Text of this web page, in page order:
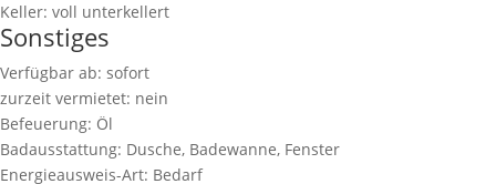
Keller: voll unterkellert
Sonstiges
Verfügbar ab: sofort
zurzeit vermietet: nein
Befeuerung: Öl
Badausstattung: Dusche, Badewanne, Fenster
Energieausweis-Art: Bedarf